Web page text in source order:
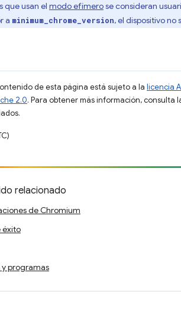
que usan el modo efímerose consideran
a minimum_chrome_version, el dispositivo no
de esta página está sujeto a la licencia
2.0. Para obtener más información, consulta
relacionado
de Chromium
éxito
y programas